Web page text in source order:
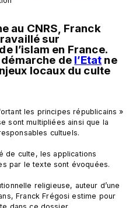
au CNRS, Franck
Frégosi a longtemps travaillé sur
de l’islam en France.
de l’Etat ne
locaux du culte
les principes républicains »
sont multipliées ainsi que la
cultuels.
de culte, les applications
par le texte sont évoquées.
religieuse, auteur d’une
Franck Frégosi estime pour